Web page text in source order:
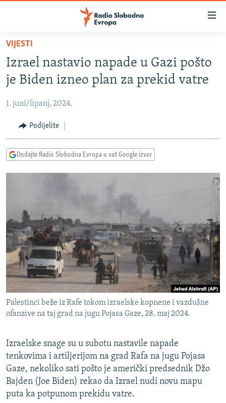
Pređite
glavni
sadržaj
Pređite
na
navigaciju
Pređite
na
BOSNA I HERCEGOVINA
KOSOVO
CRNA GORA
VIDEO
PODCASTI
RSE PRIČE IZ SVIJETA
ISPRIČAJ MI
DNEVNO@RSE
SPECIJALI RSE
GENOCID U SREBRENICI
TV LIBERTY
POST SCRIPTUM
MOJA EVROPA
TRI DECENIJE OD RATA U BIH
PRATITE NAS
Sve RFE/RL stranice
VIJESTI
Izrael nastavio napade u Gazi pošto
je Biden izneo plan za prekid vatre
1. juni/lipanj, 2024.
Podijelite
Dodajte Radio Slobodna Evropa u vaš Google izvor
Palestinci beže iz Rafe tokom izraelske kopnene i vazdušne
ofanzive na taj grad na jugu Pojasa Gaze, 28. maj 2024.
Izraelske snage su u subotu nastavile napade
tenkovima i artiljerijom na grad Rafa na jugu Pojasa
Gaze, nekoliko sati pošto je američki predsednik Džo
Bajden (Joe Biden) rekao da Izrael nudi novu mapu
puta ka potpunom prekidu vatre.